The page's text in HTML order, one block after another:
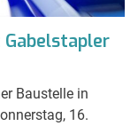
Baustelle in
16.